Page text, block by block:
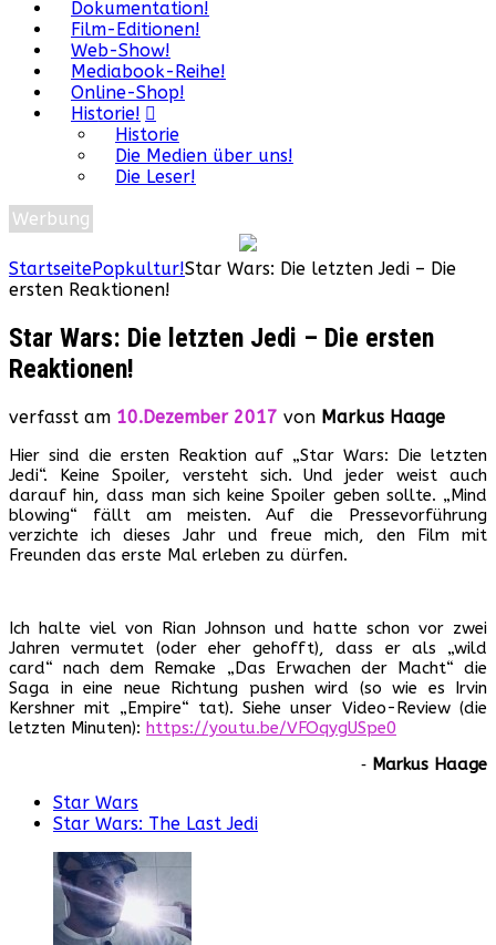
Dokumentation!
Film-Editionen!
Web-Show!
Mediabook-Reihe!
Online-Shop!
Historie!
Historie
Die Medien über uns!
Die Leser!
Werbung
StartseitePopkultur!Star Wars: Die letzten Jedi – Die
ersten Reaktionen!
Star Wars: Die letzten Jedi – Die ersten
Reaktionen!
verfasst am 10.Dezember 2017 von Markus Haage
Hier sind die ersten Reaktion auf „Star Wars: Die letzten
Jedi“. Keine Spoiler, versteht sich. Und jeder weist auch
darauf hin, dass man sich keine Spoiler geben sollte. „Mind
blowing“ fällt am meisten. Auf die Pressevorführung
verzichte ich dieses Jahr und freue mich, den Film mit
Freunden das erste Mal erleben zu dürfen.
Ich halte viel von Rian Johnson und hatte schon vor zwei
Jahren vermutet (oder eher gehofft), dass er als „wild
card“ nach dem Remake „Das Erwachen der Macht“ die
Saga in eine neue Richtung pushen wird (so wie es Irvin
Kershner mit „Empire“ tat). Siehe unser Video-Review (die
letzten Minuten): https://youtu.be/VFOqygUSpe0
‐ Markus Haage
Star Wars
Star Wars: The Last Jedi